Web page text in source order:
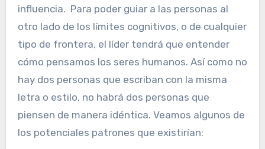
influencia. Para poder guiar a las personas al
otro lado de los límites cognitivos, o de cualquier
tipo de frontera, el líder tendrá que entender
cómo pensamos los seres humanos. Así como no
hay dos personas que escriban con la misma
letra o estilo, no habrá dos personas que
piensen de manera idéntica. Veamos algunos de
los potenciales patrones que existirían: